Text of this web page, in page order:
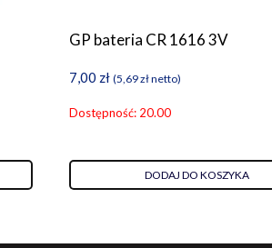
GP bateria CR 1616 3V
7,00 zł (5,69złnetto)
Dostępność: 20.00
DODAJ DO KOSZYKA